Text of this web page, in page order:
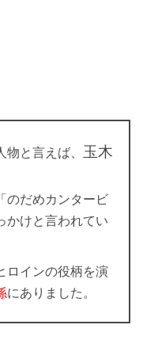
物と言えば、 玉木
「のだめカンタービ
かけと言われてい
ロインの役柄を演
にありました。